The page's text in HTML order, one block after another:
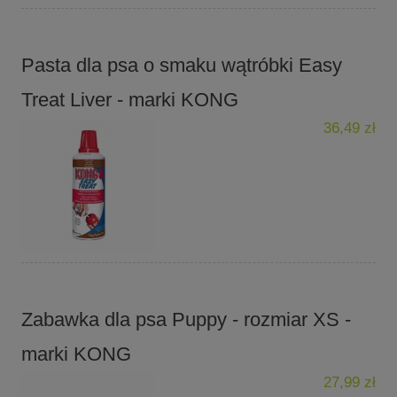
Pasta dla psa o smaku wątróbki Easy
Treat Liver - marki KONG
36,49 zł
Zabawka dla psa Puppy - rozmiar XS -
marki KONG
27,99 zł